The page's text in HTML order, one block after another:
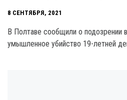
8 СЕНТЯБРЯ, 2021
В Полтаве сообщили о подозрении
умышленное убийство 19-летней